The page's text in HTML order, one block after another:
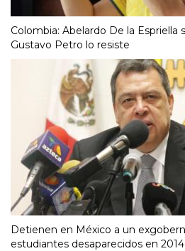
Colombia: Abelardo De la Espriella
Gustavo Petro lo resiste
Detienen en México a un
estudiantes desaparecidos en 2014